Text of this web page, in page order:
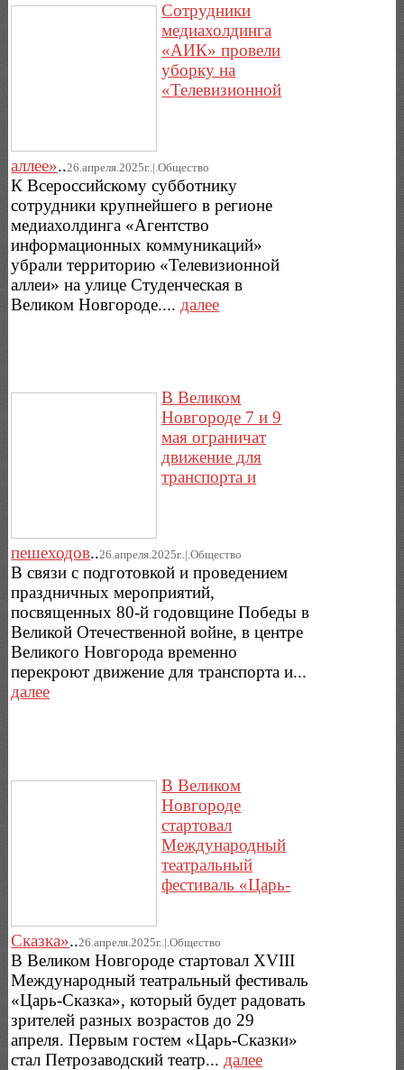
Сотрудники
медиахолдинга
«АИК» провели
уборку на
«Телевизионной
аллее»..26.апреля.2025г..|.Общество
К Всероссийскому субботнику
сотрудники крупнейшего в регионе
медиахолдинга «Агентство
информационных коммуникаций»
убрали территорию «Телевизионной
аллеи» на улице Студенческая в
Великом Новгороде.... далее
В Великом
Новгороде 7 и 9
мая ограничат
движение для
транспорта и
пешеходов..26.апреля.2025г..|.Общество
В связи с подготовкой и проведением
праздничных мероприятий,
посвященных 80-й годовщине Победы в
Великой Отечественной войне, в центре
Великого Новгорода временно
перекроют движение для транспорта и...
далее
В Великом
Новгороде
стартовал
Международный
театральный
фестиваль «Царь-
Сказка»..26.апреля.2025г..|.Общество
В Великом Новгороде стартовал XVIII
Международный театральный фестиваль
«Царь-Сказка», который будет радовать
зрителей разных возрастов до 29
апреля. Первым гостем «Царь-Сказки»
стал Петрозаводский театр... далее